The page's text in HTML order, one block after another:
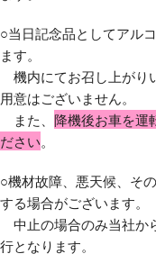
○当日記念品としてアル
ます。
機内にてお召し上がり
用意はございません。
また、 降機後お車を運
ださい。
○機材故障、悪天候、そ
する場合がございます。
中止の場合のみ当社か
行となります。